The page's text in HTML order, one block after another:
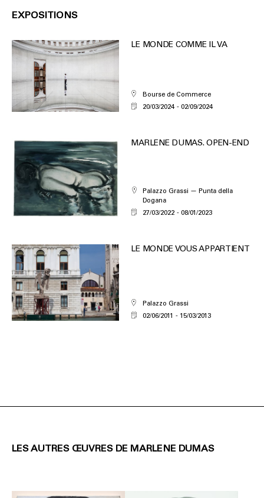
EXPOSITIONS
LE MONDE COMME IL VA
Bourse de Commerce
20/03/2024
02/09/2024
MARLENE DUMAS. OPEN-END
Palazzo Grassi — Punta della
Dogana
27/03/2022
08/01/2023
LE MONDE VOUS APPARTIENT
Palazzo Grassi
02/06/2011
15/03/2013
LES AUTRES ŒUVRES DE MARLENE DUMAS